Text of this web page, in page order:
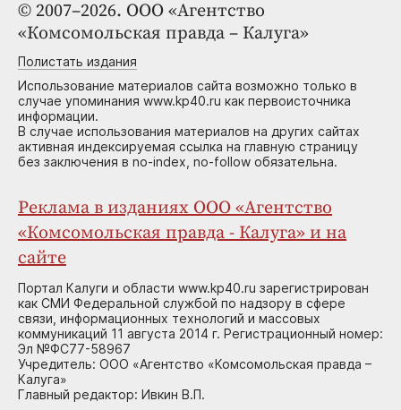
© 2007–2026. ООО «Агентство
«Комсомольская правда – Калуга»
Полистать издания
Использование материалов сайта возможно только в
случае упоминания www.kp40.ru как первоисточника
информации.
В случае использования материалов на других сайтах
активная индексируемая ссылка на главную страницу
без заключения в no-index, no-follow обязательна.
Реклама в изданиях ООО «Агентство
«Комсомольская правда - Калуга» и на
сайте
Портал Калуги и области www.kp40.ru зарегистрирован
как СМИ Федеральной службой по надзору в сфере
связи, информационных технологий и массовых
коммуникаций 11 августа 2014 г. Регистрационный номер:
Эл №ФС77-58967
Учредитель: ООО «Агентство «Комсомольская правда –
Калуга»
Главный редактор: Ивкин В.П.